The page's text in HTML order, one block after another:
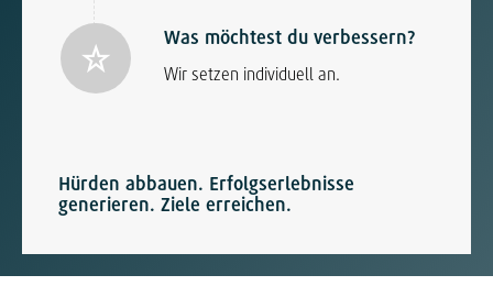
Was möchtest du verbessern?
Wir setzen individuell an.
Hürden abbauen. Erfolgserlebnisse
generieren. Ziele erreichen.